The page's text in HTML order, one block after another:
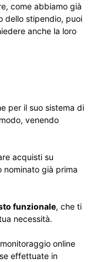
come abbiamo già
dello stipendio, puoi
anche la loro
per il suo sistema di
venendo
acquisti su
nominato già prima
funzionale, che ti
necessità.
online
effettuate in